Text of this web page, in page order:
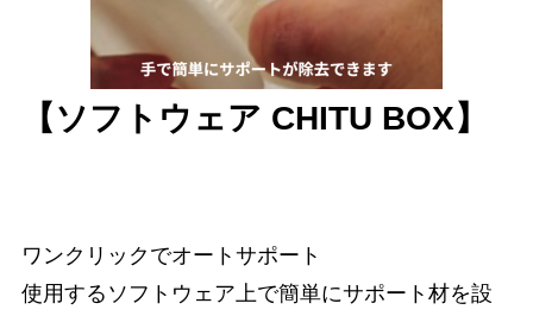
【ソフトウェア CHITU BOX】
ワンクリックでオートサポート
使用するソフトウェア上で簡単にサポート材を設